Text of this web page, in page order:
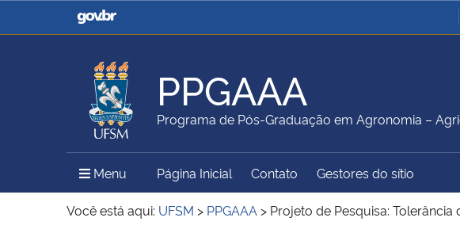
Casa Civil
Ministério da Justiça e
Ministério da
Ministério da Agricultura,
Pecuária e Abastecimento
Ministério da Educação
Ministério do Meio Ambiente Ministério do Turismo
Ministério do
PPGAAA
Programa de Pós-Graduação em Agronomia –
Menu Menu Principal do Sítio
Página Inicial Contato Gestores do sítio
Você está aqui: UFSM > PPGAAA > Projeto de Pesquisa: